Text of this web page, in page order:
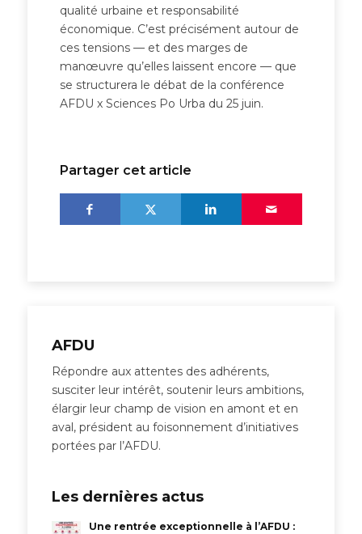
qualité urbaine et responsabilité
économique. C’est précisément autour de
ces tensions — et des marges de
manœuvre qu’elles laissent encore — que
se structurera le débat de la conférence
AFDU x Sciences Po Urba du 25 juin.
Partager cet article
AFDU
Répondre aux attentes des adhérents,
susciter leur intérêt, soutenir leurs ambitions,
élargir leur champ de vision en amont et en
aval, président au foisonnement d’initiatives
portées par l’AFDU.
Les dernières actus
Une rentrée exceptionnelle à l’AFDU :